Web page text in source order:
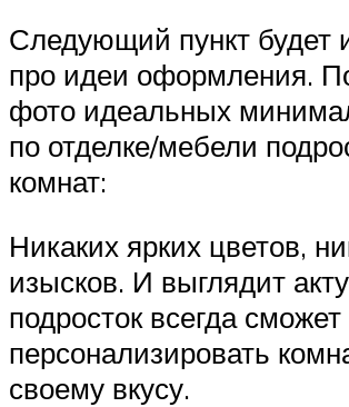
Следующий пункт будет
про идеи оформления.
фото идеальных
по отделке/мебели
комнат:
Никаких ярких цветов,
изысков. И выглядит
подросток всегда сможет
персонализировать
своему вкусу.